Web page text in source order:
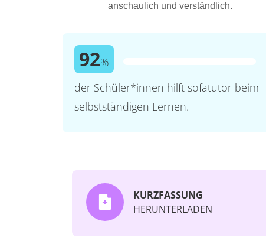
anschaulich und verständlich.
92%
der Schüler*innen hilft sofatutor beim
selbstständigen Lernen.
KURZFASSUNG
HERUNTERLADEN